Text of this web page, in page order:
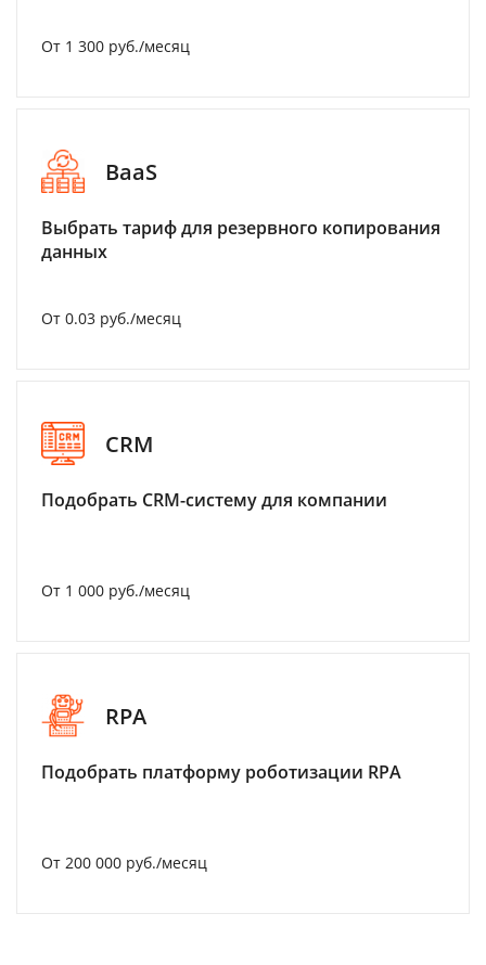
От 1 300 руб./месяц
BaaS
Выбрать тариф для резервного копирования
данных
От 0.03 руб./месяц
CRM
Подобрать CRM-систему для компании
От 1 000 руб./месяц
RPA
Подобрать платформу роботизации RPA
От 200 000 руб./месяц